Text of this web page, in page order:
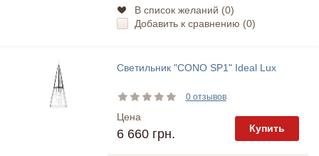
В список желаний (0)
Добавить к сравнению (0)
Светильник "CONO SP1" Ideal Lux
0 отзывов
Цена
6 660 грн. Купить